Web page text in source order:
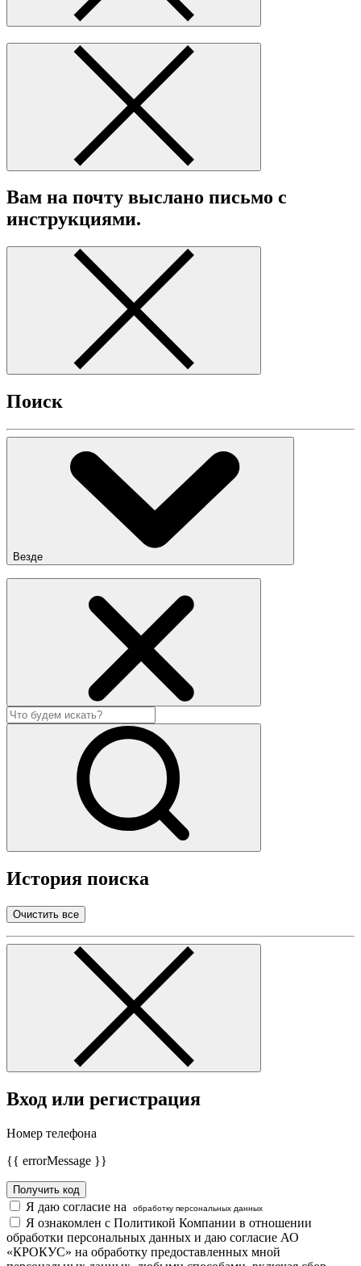
Вам на почту выслано письмо с
инструкциями.
Поиск
Везде
История поиска
Очистить все
Вход или регистрация
Номер телефона
{{ errorMessage }}
Получить код
Я даю согласие на обработку персональных данных
Я ознакомлен с Политикой Компании в отношении
обработки персональных данных и даю согласие АО
«КРОКУС» на обработку предоставленных мной